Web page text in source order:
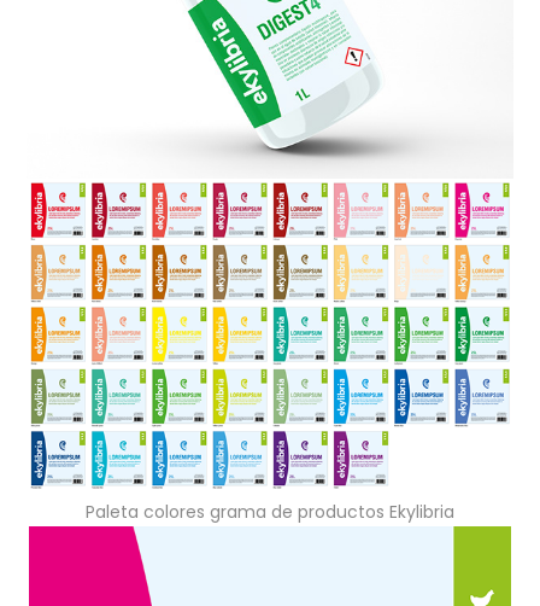
Paleta colores grama de productos Ekylibria